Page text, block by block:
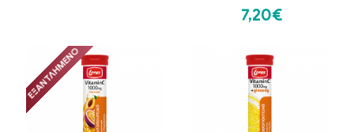
7,20€
ΕΞΑΝΤΛΗΜΈΝΟ